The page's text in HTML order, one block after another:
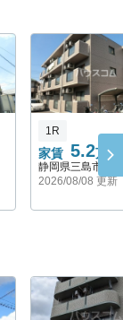
家賃 5.2万円
1R
静岡県三島市／
2026/08/08 更新